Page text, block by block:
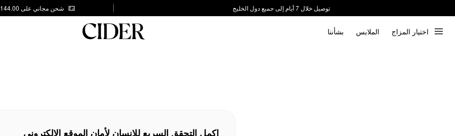
توصيل خلال 7 أيام إلى جميع دول الخليج
شحن مجاني على AED 144.00
اختيار المزاج الملابس بشأننا
اكمل التحقق السريع للإنسان لأمان الموقع الإلكتروني